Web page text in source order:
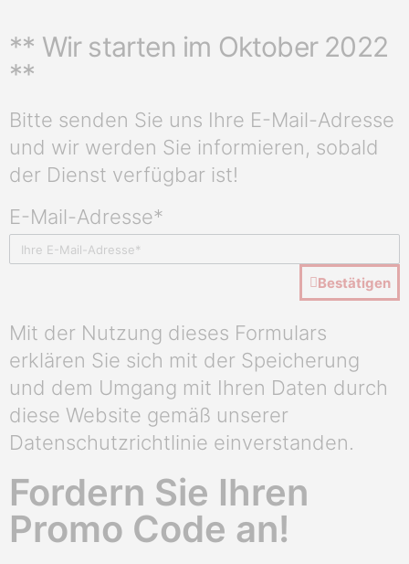
** Wir starten im Oktober 2022
**
Bitte senden Sie uns Ihre E-Mail-Adresse
und wir werden Sie informieren, sobald
der Dienst verfügbar ist!
E-Mail-Adresse*
Bestätigen
Mit der Nutzung dieses Formulars
erklären Sie sich mit der Speicherung
und dem Umgang mit Ihren Daten durch
diese Website gemäß unserer
Datenschutzrichtlinie einverstanden.
Fordern Sie Ihren
Promo Code an!